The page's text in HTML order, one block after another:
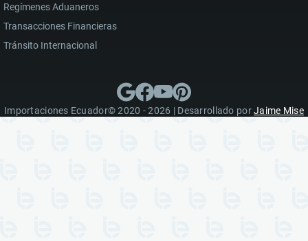
Regímenes Aduaneros
Transacciones Financieras
Tránsito Internacional
Importaciones Ecuador© 2020 - 2026 | Desarrollado porJaime Mise